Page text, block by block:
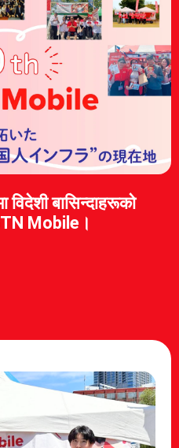
बासिन्दाहरूको
Mobile।